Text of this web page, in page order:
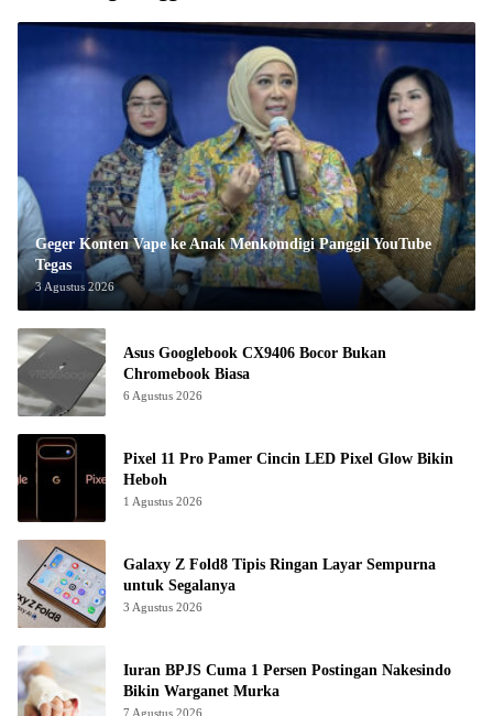
Geger Konten Vape ke Anak Menkomdigi Panggil YouTube
Tegas
3 Agustus 2026
Asus Googlebook CX9406 Bocor Bukan
Chromebook Biasa
6 Agustus 2026
Pixel 11 Pro Pamer Cincin LED Pixel Glow Bikin
Heboh
1 Agustus 2026
Galaxy Z Fold8 Tipis Ringan Layar Sempurna
untuk Segalanya
3 Agustus 2026
Iuran BPJS Cuma 1 Persen Postingan Nakesindo
Bikin Warganet Murka
7 Agustus 2026